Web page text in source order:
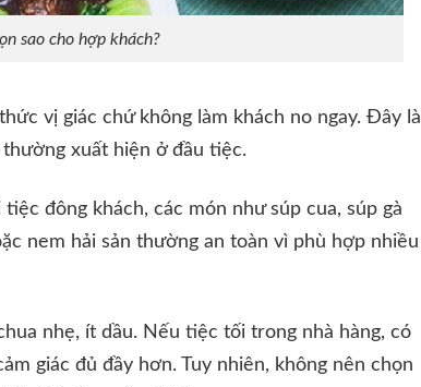
sao cho hợp khách?
vị giác chứ không làm khách no ngay. Đây là
thường xuất hiện ở đầu tiệc.
đông khách, các món như súp cua, súp gà
nem hải sản thường an toàn vì phù hợp nhiều
nhẹ, ít dầu. Nếu tiệc tối trong nhà hàng, có
giác đủ đầy hơn. Tuy nhiên, không nên chọn